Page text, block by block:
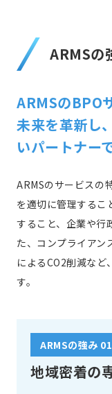
ARMSの
ARMSのBPO
未来を革新し、
いパートナーで
ARMSのサービスの
を適切に管理するこ
すること、企業や行
た、コンプライアン
によるCO2削減など
す。
ARMSの強み 01
地域密着の